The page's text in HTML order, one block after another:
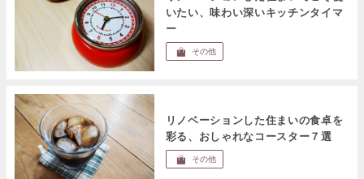
いたい、味わい深いキッチンタイマ
ー
その他
リノベーションした住まいの食卓を
彩る、おしゃれなコースター７選
その他